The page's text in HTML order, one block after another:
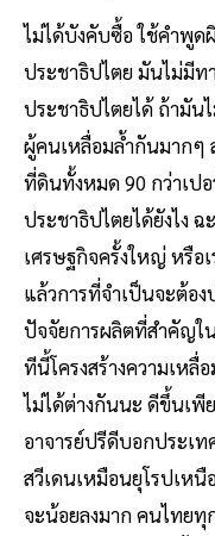
ไม่ได้บังคับซื้อ ใช้คำพูด
ประชาธิปไตย มันไม่มีท
ประชาธิปไตยได้ ถ้ามัน
ผู้คนเหลื่อมล้ำกันมากๆ
ที่ดินทั้งหมด 90 กว่าเป
ประชาธิปไตยได้ยังไง
เศรษฐกิจครั้งใหญ่ หรือ
แล้วการที่จำเป็นจะต้อ
ปัจจัยการผลิตที่สำคัญ
ทีนี้โครงสร้างความเห
ไม่ได้ต่างกันนะ ดีขึ้นเพี
อาจารย์ปรีดีบอกประ
สวีเดนเหมือนยุโรปเห
จะน้อยลงมาก คนไทย